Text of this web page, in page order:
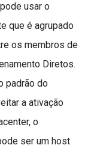
usar o
que é agrupado
os membros de
Diretos.
padrão do
a ativação
o
ser um host